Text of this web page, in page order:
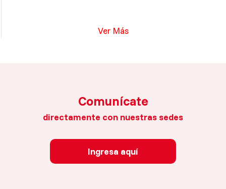
Ver Más
Comunícate
directamente con nuestras sedes
Ingresa aquí